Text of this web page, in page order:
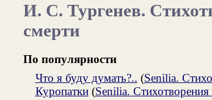
И. С. Тургенев.
смерти
По популярности
Что я буду думать?.. (Senilia.
Куропатки(Senilia. Стихотворения